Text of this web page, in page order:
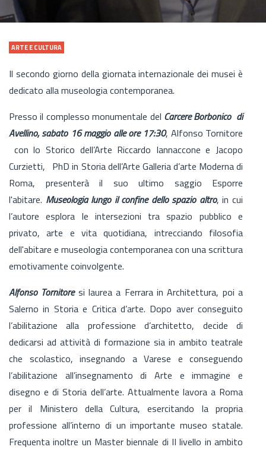
ARTE E CULTURA
Il secondo giorno della giornata internazionale dei musei è
dedicato alla museologia contemporanea.
Presso il complesso monumentale del Carcere Borbonico di
Avellino, sabato 16 maggio alle ore 17:30, Alfonso Tornitore
con lo Storico dell’Arte Riccardo Iannaccone e Jacopo
Curzietti, PhD in Storia dell’Arte Galleria d’arte Moderna di
Roma, presenterà il suo ultimo saggio Esporre
l'abitare. Museologia lungo il confine dello spazio altro, in cui
l’autore esplora le intersezioni tra spazio pubblico e
privato, arte e vita quotidiana, intrecciando filosofia
dell'abitare e museologia contemporanea con una scrittura
emotivamente coinvolgente.
Alfonso Tornitore si laurea a Ferrara in Architettura, poi a
Salerno in Storia e Critica d’arte. Dopo aver conseguito
l’abilitazione alla professione d’architetto, decide di
dedicarsi ad attività di formazione sia in ambito teatrale
che scolastico, insegnando a Varese e conseguendo
l’abilitazione all’insegnamento di Arte e immagine e
disegno e di Storia dell’arte. Attualmente lavora a Roma
per il Ministero della Cultura, esercitando la propria
professione all’interno di un importante museo statale.
Frequenta inoltre un Master biennale di II livello in ambito